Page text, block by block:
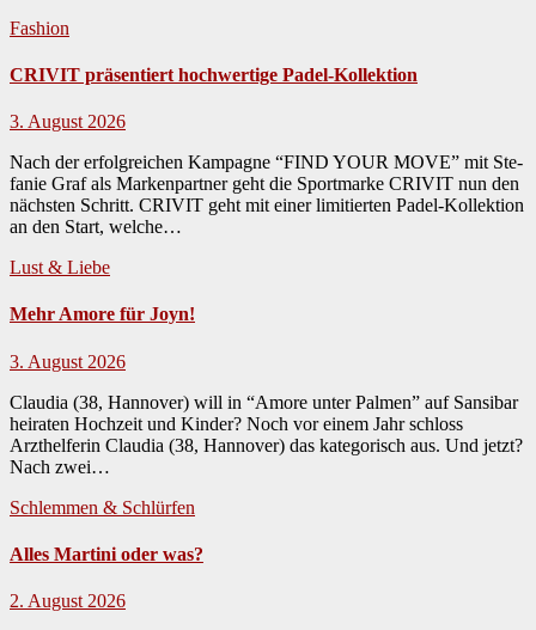
Fashion
CRIVIT präsentiert hochwertige Padel-Kollektion
3. August 2026
Nach der erfol­gre­ichen Kam­pagne “FIND YOUR MOVE” mit Ste­
fanie Graf als Marken­part­ner geht die Sport­marke CRIVIT nun den
näch­sten Schritt. CRIVIT geht mit ein­er lim­i­tierten Padel-Kollek­tion
an den Start, welche…
Lust & Liebe
Mehr Amore für Joyn!
3. August 2026
Claudia (38, Hannover) will in “Amore unter Palmen” auf Sansibar
heiraten Hochzeit und Kinder? Noch vor einem Jahr schloss
Arzthelferin Clau­dia (38, Han­nover) das kat­e­gorisch aus. Und jet­zt?
Nach zwei…
Schlemmen & Schlürfen
Alles Martini oder was?
2. August 2026